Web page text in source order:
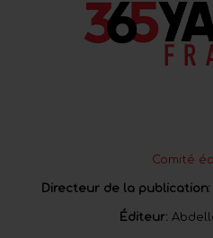
Comité
Directeur de la publication:
Éditeur: